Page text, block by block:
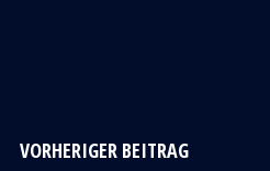
VORHERIGER BEITRAG